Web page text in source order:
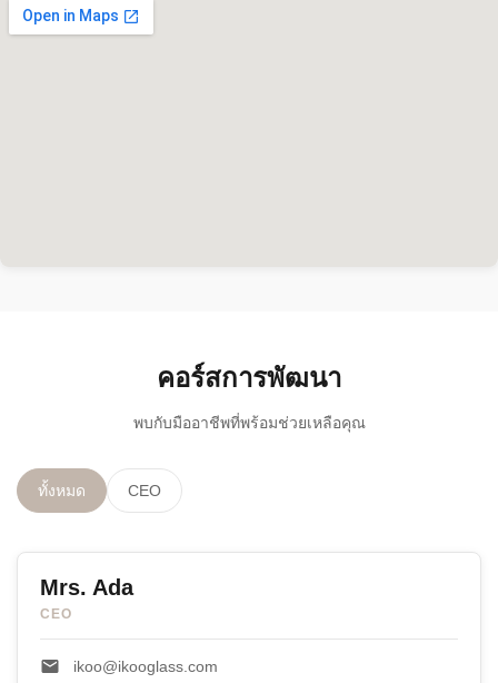
คอร์สการพัฒนา
พบกับมืออาชีพที่พร้อมช่วยเหลือคุณ
ทั้งหมด CEO
Mrs. Ada
CEO
ikoo@ikooglass.com